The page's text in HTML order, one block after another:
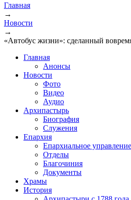
Главная
→
Новости
→
«Автобус жизни»: сделанный
Главная
Анонсы
Новости
Фото
Видео
Аудио
Архипастырь
Биография
Служения
Епархия
Епархиальное управление
Отделы
Благочиния
Документы
Храмы
История